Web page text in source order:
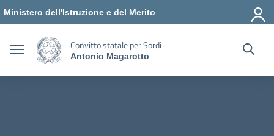
Vai ai contenuti
Vai al menu di navigazione
Vai al footer
Ministero dell'Istruzione e del Merito
Convitto statale per Sordi
Antonio Magarotto